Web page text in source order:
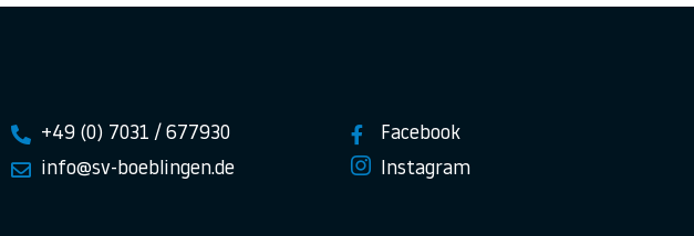
+49 (0) 7031 / 677930
info@sv-boeblingen.de
Facebook
Instagram